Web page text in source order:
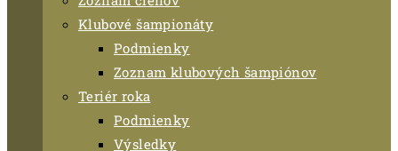
Klubové šampionáty
Podmienky
Zoznam klubových šampiónov
Teriér roka
Podmienky
Výsledky